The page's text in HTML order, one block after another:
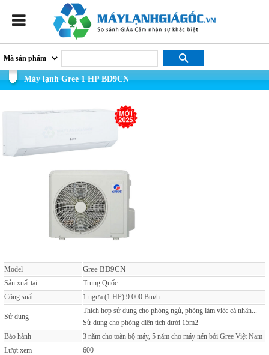
Máy lạnh Gree 1 HP BD9CN
Model Gree BD9CN
Sản xuất tại
Trung Quốc
Công suất
1 ngựa (1 HP) 9.000 Btu/h
Sử dụng
Thích hợp sử dụng cho phòng ngủ, phòng làm việc cá nhân...
Sử dụng cho phòng diện tích dưới 15m2
Bảo hành
3 năm cho toàn bộ máy, 5 năm cho máy nén bởi Gree Việt Nam
Lượt xem
600